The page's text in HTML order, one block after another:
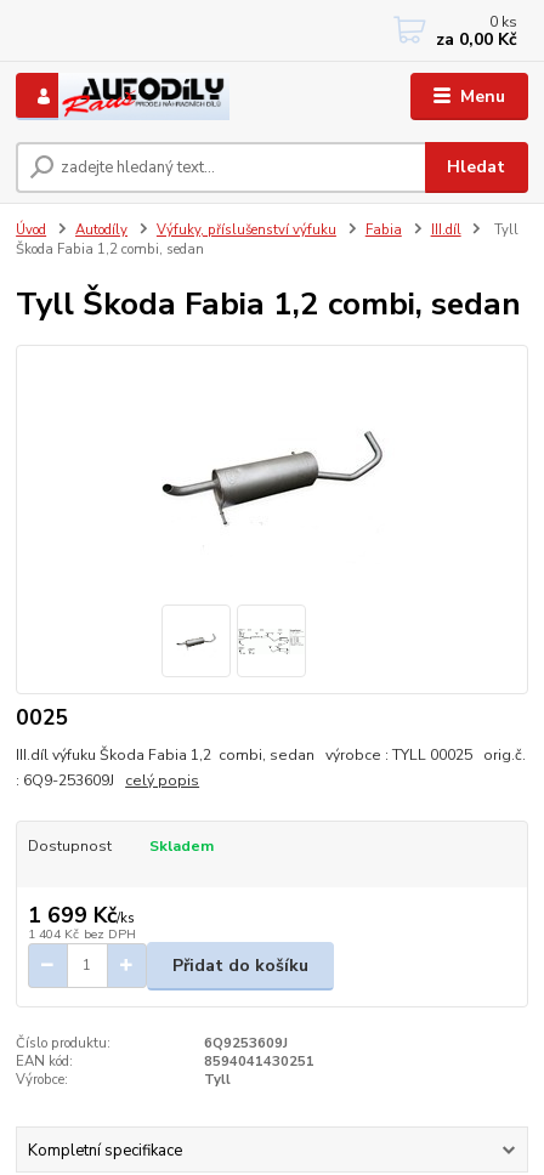
Menu
Hledat
+420 733767377
PO-PÁ: 8 - 12, 13 - 17
0 ks
za 0,00 Kč
Úvod Autodíly Výfuky, příslušenství výfuku Fabia III.díl
Tyll
Škoda Fabia 1,2 combi, sedan
Tyll Škoda Fabia 1,2 combi, sedan
0025
III.díl výfuku Škoda Fabia 1,2 combi, sedan výrobce : TYLL 00025 orig.č.
: 6Q9-253609J celý popis
Dostupnost Skladem
1 699 Kč/ks
1 404 Kč bez DPH
Přidat do košíku
Číslo produktu:
6Q9253609J
EAN kód:
8594041430251
Výrobce:
Tyll
Kompletní specifikace